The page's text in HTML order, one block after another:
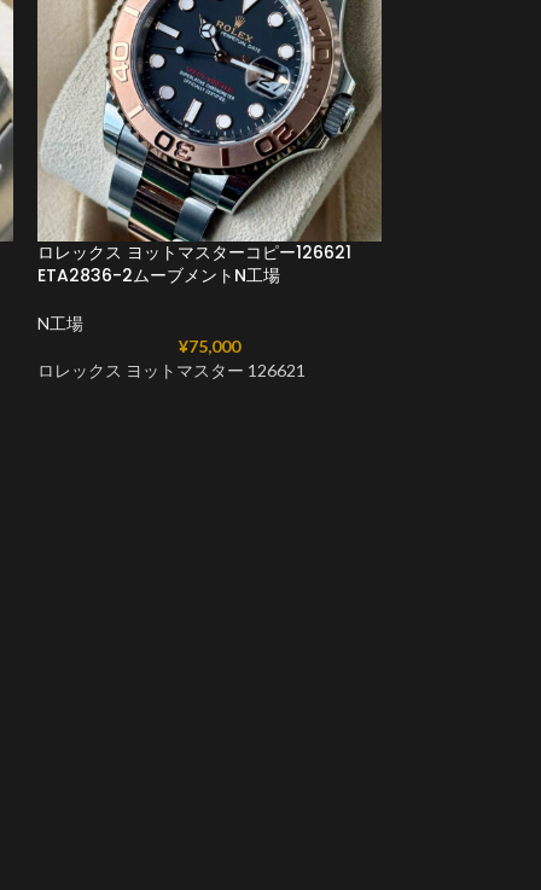
ロレックス ヨットマスターコピー126621
ETA2836-2ムーブメントN工場
N工場
¥75,000
ロレックス ヨットマスター 126621